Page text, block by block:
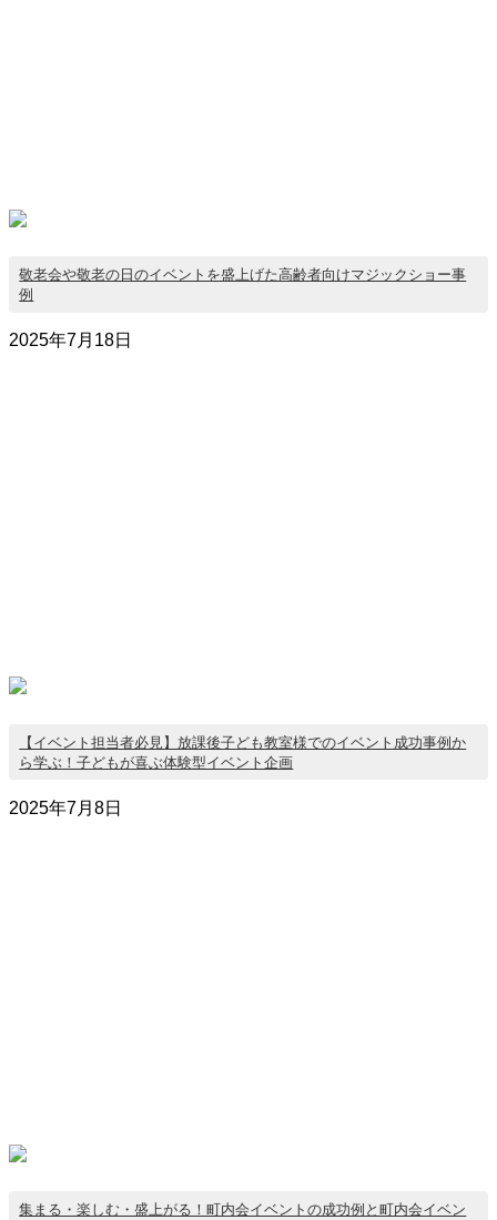
敬老会や敬老の日のイベントを盛上げた高齢者向けマジックショー事
例
2025年7月18日
【イベント担当者必見】放課後子ども教室様でのイベント成功事例か
ら学ぶ！子どもが喜ぶ体験型イベント企画
2025年7月8日
集まる・楽しむ・盛上がる！町内会イベントの成功例と町内会イベン